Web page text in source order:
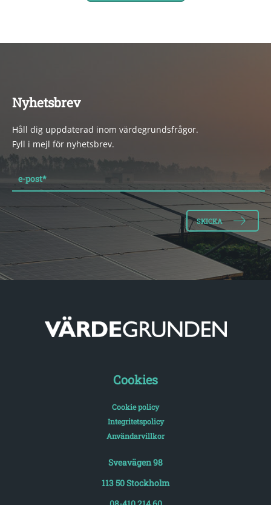
Nyhetsbrev
Håll dig uppdaterad inom värdegrundsfrågor.
Fyll i mejl för nyhetsbrev.
e-post*
Cookies
Cookie policy
Integritetspolicy
Användarvillkor
Sveavägen 98
113 50 Stockholm